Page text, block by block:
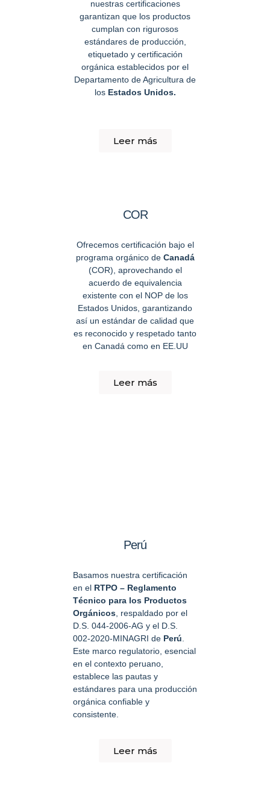
nuestras certificaciones
garantizan que los productos
cumplan con rigurosos
estándares de producción,
etiquetado y certificación
orgánica establecidos por el
Departamento de Agricultura de
los Estados Unidos.
Leer más
COR
Ofrecemos certificación bajo el
programa orgánico de Canadá
(COR), aprovechando el
acuerdo de equivalencia
existente con el NOP de los
Estados Unidos, garantizando
así un estándar de calidad que
es reconocido y respetado tanto
en Canadá como en EE.UU
Leer más
Perú
Basamos nuestra certificación
en el RTPO – Reglamento
Técnico para los Productos
Orgánicos, respaldado por el
D.S. 044-2006-AG y el D.S.
002-2020-MINAGRI de Perú
Este marco regulatorio, esencial
en el contexto peruano,
establece las pautas y
estándares para una producción
orgánica confiable y
consistente.
Leer más